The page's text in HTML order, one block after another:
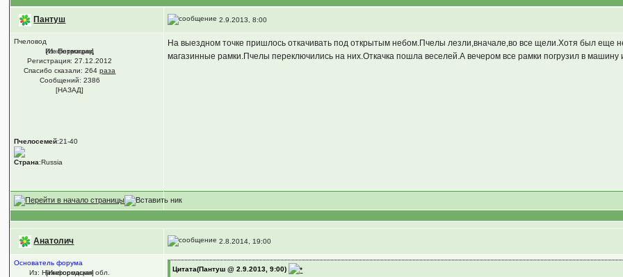
Пантуш 2.9.2013, 8:00
Пчеловод
[Информация]
Из: Петроград
Регистрация: 27.12.2012
Спасибо сказали:264 раза
Сообщений: 2386
[НАЗАД]
Пчелосемей:21-40
Страна:Russia
На выездном точке пришлось откачивать под открытым небом.Пчелы лезли,вначале,во все щели.Хотя был еще
магазинные рамки.Пчелы переключились на них.Откачка пошла веселей.А вечером все рамки погрузил в
Анатолич 2.8.2014, 19:00
Основатель форума
[Информация]
Из: Нижегородская обл.
Цитата(Пантуш @ 2.9.2013, 9:00)